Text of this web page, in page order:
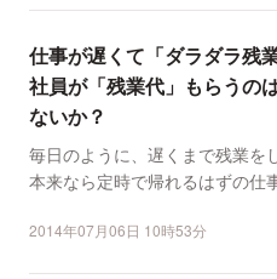
仕事が遅くて「ダラダラ残
社員が「残業代」もらうの
ないか？
毎日のように、遅くまで残業を
本来なら定時で帰れるはずの仕
2014年07月06日 10時53分